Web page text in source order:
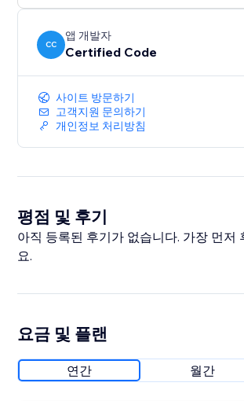
CC
앱 개발자
Certified Code
사이트 방문하기
고객지원 문의하기
개인정보 처리방침
평점 및 후기
아직 등록된 후기가 없습니다. 가장 먼저
요.
요금 및 플랜
연간 월간